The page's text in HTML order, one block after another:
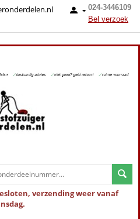
024-3446109
Bel verzoek
verzending weer vanaf